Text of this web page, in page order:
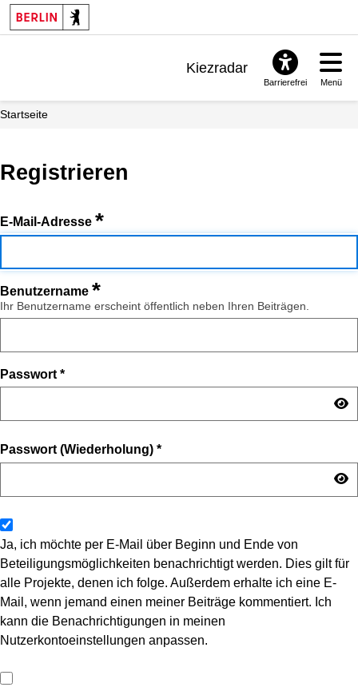
Kiezradar
Barrierefrei Menü
Startseite
Registrieren
E-Mail-Adresse *
Benutzername *
Ihr Benutzername erscheint öffentlich neben Ihren Beiträgen.
Passwort *
Passwort (Wiederholung) *
Ja, ich möchte per E-Mail über Beginn und Ende von
Beteiligungsmöglichkeiten benachrichtigt werden. Dies gilt für
alle Projekte, denen ich folge. Außerdem erhalte ich eine E-
Mail, wenn jemand einen meiner Beiträge kommentiert. Ich
kann die Benachrichtigungen in meinen
Nutzerkontoeinstellungen anpassen.